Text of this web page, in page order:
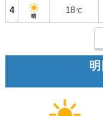
4
晴
18 ℃